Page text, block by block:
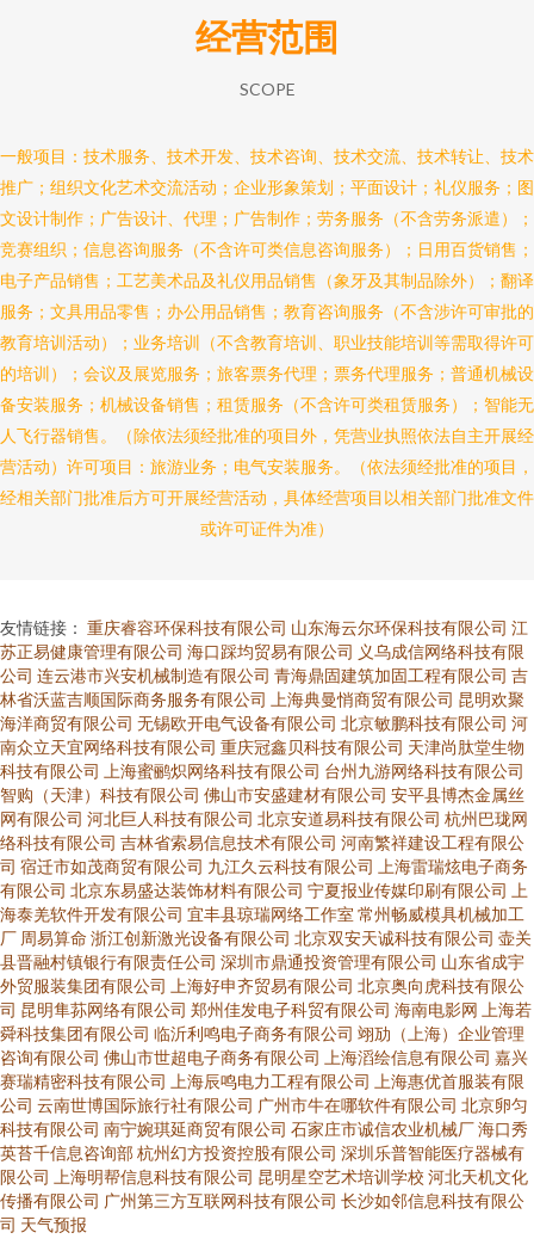
经营范围
SCOPE
一般项目：技术服务、技术开发、技术咨询、技术交流、技术转让、技术
推广；组织文化艺术交流活动；企业形象策划；平面设计；礼仪服务；图
文设计制作；广告设计、代理；广告制作；劳务服务（不含劳务派遣）；
竞赛组织；信息咨询服务（不含许可类信息咨询服务）；日用百货销售；
电子产品销售；工艺美术品及礼仪用品销售（象牙及其制品除外）；翻译
服务；文具用品零售；办公用品销售；教育咨询服务（不含涉许可审批的
教育培训活动）；业务培训（不含教育培训、职业技能培训等需取得许可
的培训）；会议及展览服务；旅客票务代理；票务代理服务；普通机械设
备安装服务；机械设备销售；租赁服务（不含许可类租赁服务）；智能无
人飞行器销售。（除依法须经批准的项目外，凭营业执照依法自主开展经
营活动）许可项目：旅游业务；电气安装服务。（依法须经批准的项目，
经相关部门批准后方可开展经营活动，具体经营项目以相关部门批准文件
或许可证件为准）
友情链接： 重庆睿容环保科技有限公司 山东海云尔环保科技有限公司 江
苏正易健康管理有限公司 海口踩均贸易有限公司 义乌成信网络科技有限
公司 连云港市兴安机械制造有限公司 青海鼎固建筑加固工程有限公司 吉
林省沃蓝吉顺国际商务服务有限公司 上海典曼悄商贸有限公司 昆明欢聚
海洋商贸有限公司 无锡欧开电气设备有限公司 北京敏鹏科技有限公司 河
南众立天宜网络科技有限公司 重庆冠鑫贝科技有限公司 天津尚肽堂生物
科技有限公司 上海蜜鹂炽网络科技有限公司 台州九游网络科技有限公司
智购（天津）科技有限公司 佛山市安盛建材有限公司 安平县博杰金属丝
网有限公司 河北巨人科技有限公司 北京安道易科技有限公司 杭州巴珑网
络科技有限公司 吉林省索易信息技术有限公司 河南繁祥建设工程有限公
司 宿迁市如茂商贸有限公司 九江久云科技有限公司 上海雷瑞炫电子商务
有限公司 北京东易盛达装饰材料有限公司 宁夏报业传媒印刷有限公司 上
海泰羌软件开发有限公司 宜丰县琼瑞网络工作室 常州畅威模具机械加工
厂 周易算命 浙江创新激光设备有限公司 北京双安天诚科技有限公司 壶关
县晋融村镇银行有限责任公司 深圳市鼎通投资管理有限公司 山东省成宇
外贸服装集团有限公司 上海好申齐贸易有限公司 北京奥向虎科技有限公
司 昆明隼荪网络有限公司 郑州佳发电子科贸有限公司 海南电影网 上海若
舜科技集团有限公司 临沂利鸣电子商务有限公司 翊劢（上海）企业管理
咨询有限公司 佛山市世超电子商务有限公司 上海滔绘信息有限公司 嘉兴
赛瑞精密科技有限公司 上海辰鸣电力工程有限公司 上海惠优首服装有限
公司 云南世博国际旅行社有限公司 广州市牛在哪软件有限公司 北京卵匀
科技有限公司 南宁婉琪延商贸有限公司 石家庄市诚信农业机械厂海口秀
英苔千信息咨询部杭州幻方投资控股有限公司 深圳乐普智能医疗器械有
限公司 上海明帮信息科技有限公司 昆明星空艺术培训学校 河北天机文化
传播有限公司 广州第三方互联网科技有限公司 长沙如邻信息科技有限公
司 天气预报